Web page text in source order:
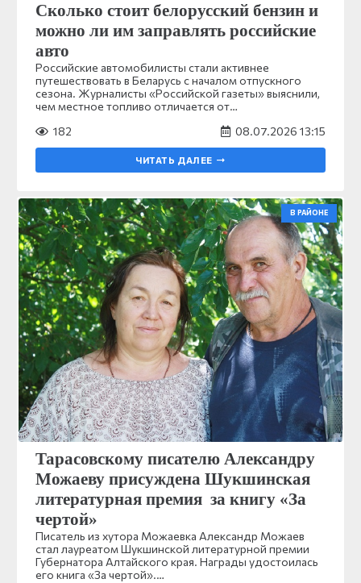
Сколько стоит белорусский бензин и
можно ли им заправлять российские
авто
Российские автомобилисты стали активнее
путешествовать в Беларусь с началом отпускного
сезона. Журналисты «Российской газеты» выяснили,
чем местное топливо отличается от…
182
08.07.2026 13:15
ЧИТАТЬ ДАЛЕЕ
В РАЙОНЕ
Тарасовскому писателю Александру
Можаеву присуждена Шукшинская
литературная премия за книгу «За
чертой»
Писатель из хутора Можаевка Александр Можаев
стал лауреатом Шукшинской литературной премии
Губернатора Алтайского края. Награды удостоилась
его книга «За чертой».…